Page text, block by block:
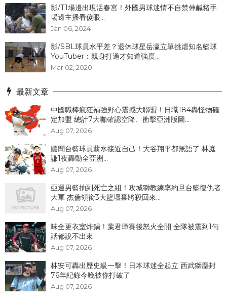
影/T1場邊出現活春宮！外國男球迷情不自禁伸鹹豬手
場邊主播看傻眼...
Jan 06, 2024
影/SBL球員水平差？退休球星岳瀛立單挑虐知名籃球
YouTuber：親身打過才知道強度...
Mar 02, 2020
最新文章
中國職棒瘋狂補強野心震撼大聯盟！日職184轟怪物確
定加盟 總計7大咖確認空降、衝擊亞洲版圖...
Aug 07, 2026
聽聞台籃球員薪水接近自己！大谷翔平都無語了 林庭
謙1夜轟動全亞洲...
Aug 07, 2026
亞運男籃抽到死亡之組！攻城獅教練率約旦台籃復仇者
大軍 杰倫領銜3大籃壇棄將殺回來...
Aug 07, 2026
味全更衣室炸鍋！葉君璋賽後怒火全開 全隊被震到1句
話都說不出來
Aug 07, 2026
林安可轟出歷史級一擊！日本球迷全起立 西武獅塵封
76年紀錄今晚被你打破了
Aug 07, 2026